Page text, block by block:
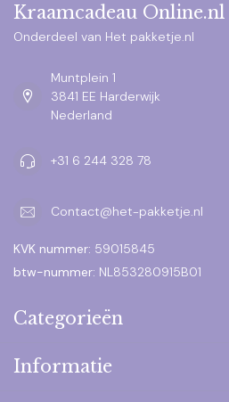
Kraamcadeau Online.nl
Onderdeel van Het pakketje.nl
Muntplein 1
3841 EE Harderwijk
Nederland
+31 6 244 328 78
Contact@het-pakketje.nl
KVK nummer: 59015845
btw-nummer: NL853280915B01
Categorieën
Informatie